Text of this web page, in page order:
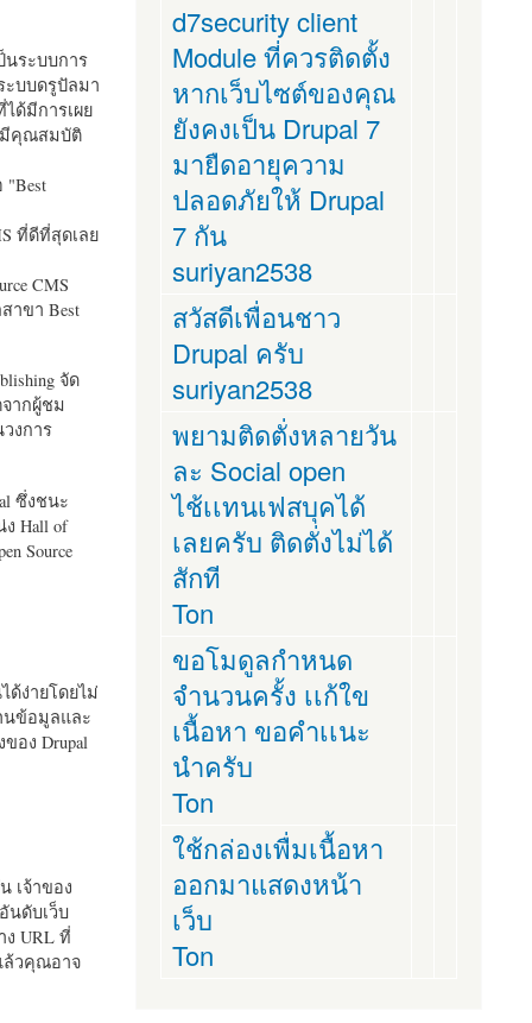
นระบบการ
ะบบดรูปัลมา
ด้มีการเผย
มีคุณสมบัติ
"Best
ที่ดีที่สุดเลย
CMS
าขา Best
จัด
ากผู้ชม
งการ
ซึ่งชนะ
Hall of
Source
ด้ง่ายโดยไม่
นข้อมูลและ
อง Drupal
เจ้าของ
นดับเว็บ
URL ที่
ล้วคุณอาจ
d7security client
Module ที่ควรติดตั้ง
หากเว็บไซต์ของคุณ
ยังคงเป็น Drupal 7
มายืดอายุความ
ปลอดภัยให้ Drupal
7 กัน
suriyan2538
สวัสดีเพื่อนชาว
Drupal ครับ
suriyan2538
พยามติดตั่งหลายวัน
ละ Social open
ไช้เเทนเฟสบุคได้
เลยครับ ติดตั่งไม่ได้
สักที
Ton
ขอโมดูลกำหนด
จำนวนครั้ง เเก้ใข
เนื้อหา ขอคำเเนะ
นำครับ
Ton
ใช้กล่องเพื่มเนื้อหา
ออกมาแสดงหน้า
เว็บ
Ton